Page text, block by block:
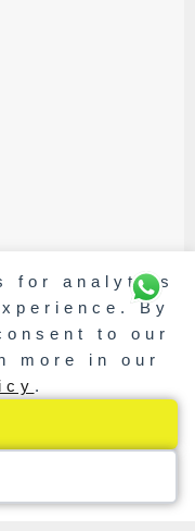
for analytics
By
to our
more in our
.